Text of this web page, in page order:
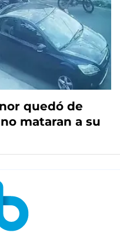
quedó de
mataran a su